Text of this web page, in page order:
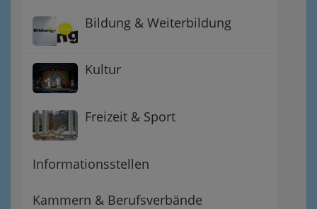
Bildung & Weiterbildung
Kultur
Freizeit & Sport
Informationsstellen
Kammern & Berufsverbände